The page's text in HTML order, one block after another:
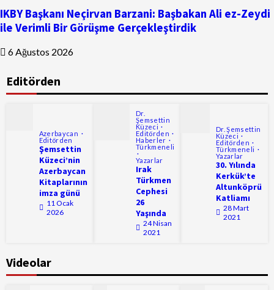
IKBY Başkanı Neçirvan Barzani: Başbakan Ali ez-Zeydi
ile Verimli Bir Görüşme Gerçekleştirdik
6 Ağustos 2026
Editörden
Azerbaycan
Editörden
Şemsettin
Küzeci’nin
Azerbaycan
Kitaplarının
imza günü
11 Ocak
2026
Dr.
Şemsettin
Küzeci
Editörden
Haberler
Türkmeneli
Yazarlar
Irak
Türkmen
Cephesi
26
Yaşında
24 Nisan
2021
Dr. Şemsettin
Küzeci
Editörden
Türkmeneli
Yazarlar
30. Yılında
Kerkük’te
Altunköprü
Katliamı
28 Mart
2021
Videolar